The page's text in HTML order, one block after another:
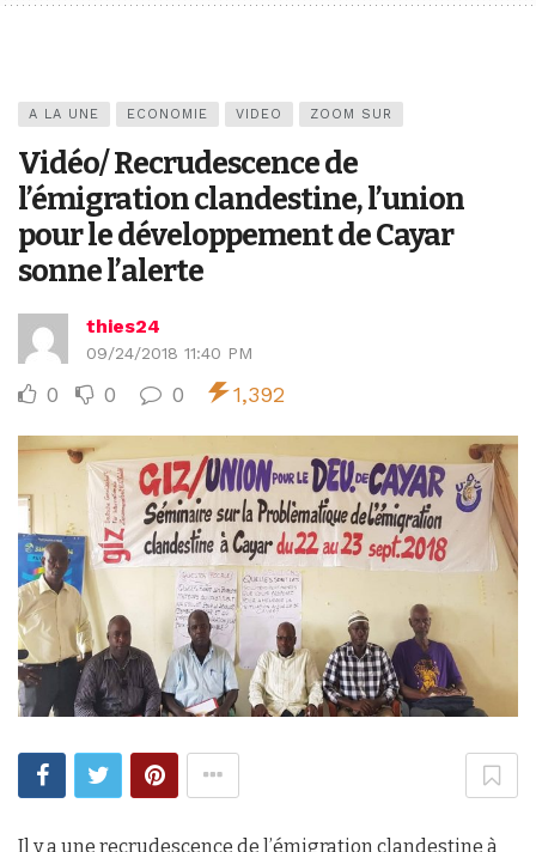
A LA UNE ECONOMIE VIDEO ZOOM SUR
Vidéo/ Recrudescence de
l’émigration clandestine, l’union
pour le développement de Cayar
sonne l’alerte
thies24
09/24/2018 11:40 PM
0 0 0 1,392
Il y a une recrudescence de l’émigration clandestine à